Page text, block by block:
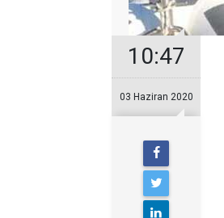
10:47
03 Haziran 2020